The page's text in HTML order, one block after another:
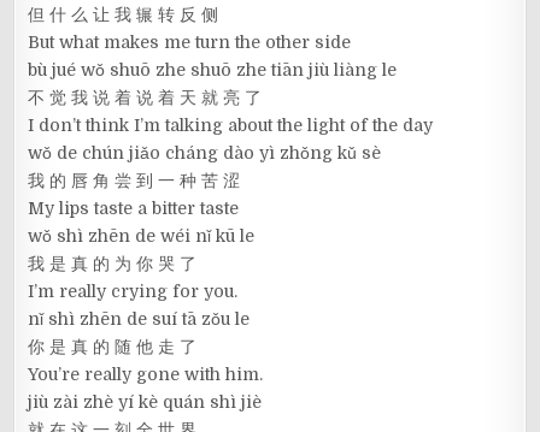
但 什 么 让 我 辗 转 反 侧
But what makes me turn the other side
bù jué wǒ shuō zhe shuō zhe tiān jiù liàng le
不 觉 我 说 着 说 着 天 就 亮 了
I don’t think I’m talking about the light of the day
wǒ de chún jiǎo cháng dào yì zhǒng kǔ sè
我 的 唇 角 尝 到 一 种 苦 涩
My lips taste a bitter taste
wǒ shì zhēn de wéi nǐ kū le
我 是 真 的 为 你 哭 了
I’m really crying for you.
nǐ shì zhēn de suí tā zǒu le
你 是 真 的 随 他 走 了
You’re really gone with him.
jiù zài zhè yí kè quán shì jiè